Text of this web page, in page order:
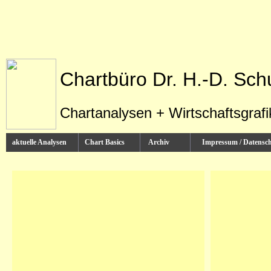
Chartbüro Dr. H.-D.
Chartanalysen +
aktuelle Analysen Chart Basics Archiv Impressum /